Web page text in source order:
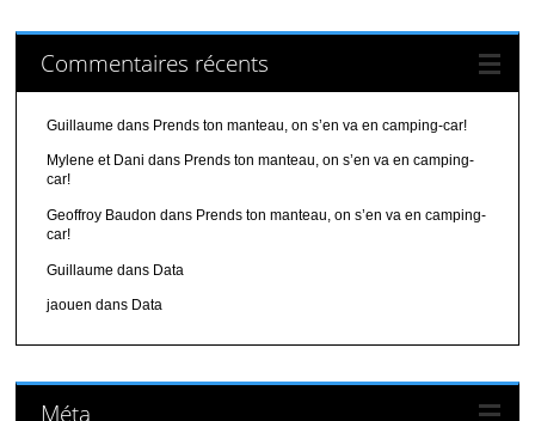
Commentaires récents
Guillaume dans Prends ton manteau, on s’en va en camping-car!
Mylene et Dani dans Prends ton manteau, on s’en va en camping-
car!
Geoffroy Baudon dans Prends ton manteau, on s’en va en camping-
car!
Guillaume dans Data
jaouen dans Data
Méta